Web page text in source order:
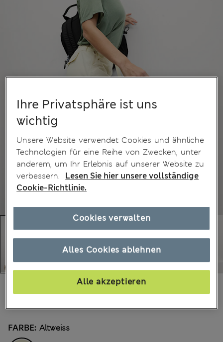
Alle Preise enthalten Steuern und Abgaben
FARBE: Altweiss
Ihre Privatsphäre ist uns
wichtig
Unsere Website verwendet Cookies und ähnliche
Technologien für eine Reihe von Zwecken, unter
anderem, um Ihr Erlebnis auf unserer Website zu
verbessern.
Lesen Sie hier unsere vollständige
Cookie-Richtlinie.
Alles Cookies ablehnen
Alle akzeptieren
Cookies verwalten